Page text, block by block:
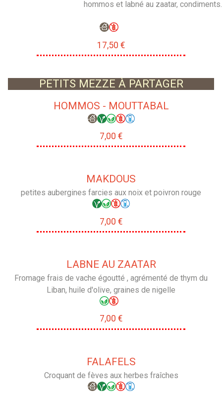
hommos et labné au zaatar, condiments.
17,50 €
PETITS MEZZE À PARTAGER
HOMMOS - MOUTTABAL
7,00 €
MAKDOUS
petites aubergines farcies aux noix et poivron rouge
7,00 €
LABNE AU ZAATAR
Fromage frais de vache égoutté , agrémenté de thym du
Liban, huile d'olive, graines de nigelle
7,00 €
FALAFELS
Croquant de fèves aux herbes fraîches